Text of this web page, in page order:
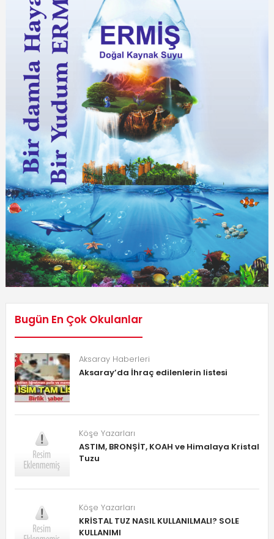
Bugün En Çok Okulanlar
Aksaray Haberleri
Aksaray’da İhraç edilenlerin listesi
Köşe Yazarları
ASTIM, BRONŞİT, KOAH ve Himalaya Kristal
Tuzu
Köşe Yazarları
KRİSTAL TUZ NASIL KULLANILMALI? SOLE
KULLANIMI